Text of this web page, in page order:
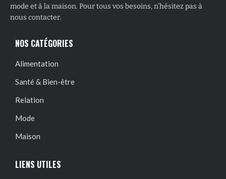
mode et à la maison. Pour tous vos besoins, n’hésitez pas à
nous contacter.
NOS CATÉGORIES
Alimentation
Santé & Bien-être
Relation
Mode
Maison
LIENS UTILES